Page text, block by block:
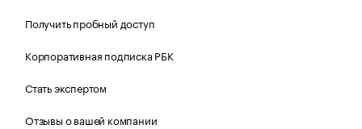
Получить пробный доступ
Корпоративная подписка РБК
Стать экспертом
Отзывы о вашей компании